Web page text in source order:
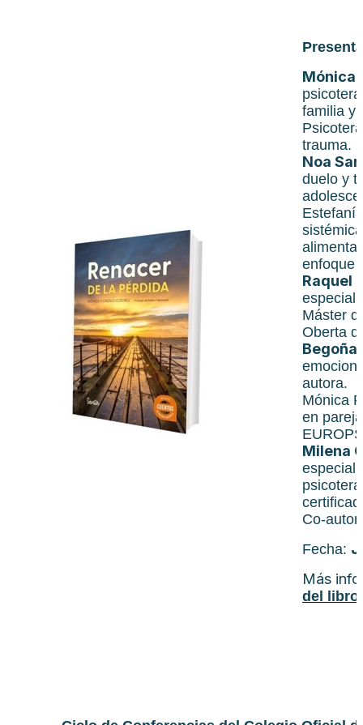
Mónica
familia y
trauma.
Noa
duelo y
enfoque
Raquel
Máster
Oberta
Begoña
autora.
Mónica
en
Milena
Co-
Fecha:
Más
del libro